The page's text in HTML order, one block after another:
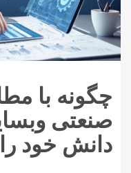
چگونه با
صنعتی
دانش خود را